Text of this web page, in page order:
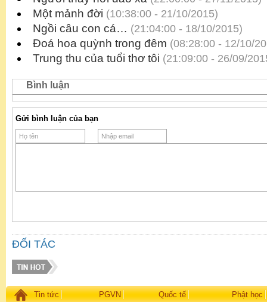
Một mảnh đời (10:38:00 - 21/10/2015)
Ngồi câu con cá… (21:04:00 - 18/10/2015)
Đoá hoa quỳnh trong đêm (08:28:00 - 12/10/
Trung thu của tuổi thơ tôi (21:09:00 - 26/09/
Bình luận
Gửi bình luận của bạn
ĐỐI TÁC
Tin tức PGVN Quốc tế
Phật học